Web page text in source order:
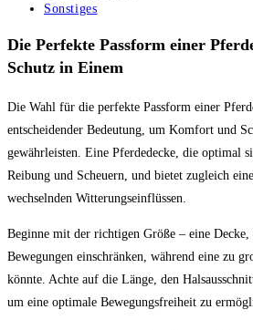
veröffentlicht:
Beitrags-
Sonstiges
Die Perfekte Passform einer
Schutz in Einem
Die Wahl für die perfekte Passform einer
entscheidender Bedeutung, um Komfort und
gewährleisten. Eine Pferdedecke, die optimal
Reibung und Scheuern, und bietet zugleich
wechselnden Witterungseinflüssen.
Beginne mit der richtigen Größe – eine
Bewegungen einschränken, während eine zu
könnte. Achte auf die Länge, den
um eine optimale Bewegungsfreiheit zu